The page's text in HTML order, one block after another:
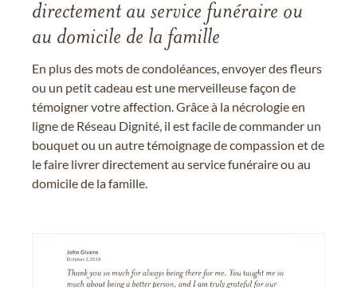
directement au service funéraire ou
au domicile de la famille
En plus des mots de condoléances, envoyer des fleurs
ou un petit cadeau est une merveilleuse façon de
témoigner votre affection. Grâce à la nécrologie en
ligne de Réseau Dignité, il est facile de commander un
bouquet ou un autre témoignage de compassion et de
le faire livrer directement au service funéraire ou au
domicile de la famille.